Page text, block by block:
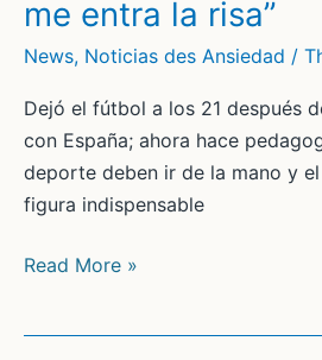
a
irte
a
cama,
estás
todo
me entra la risa”
News, Noticias des Ansiedad /
Dejó el fútbol a los 21 después
con España; ahora hace
deporte deben ir de la mano y
figura indispensable
La
Read More »